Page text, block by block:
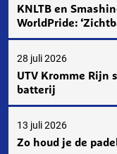
KNLTB en
WorldPride:
28 juli 2026
UTV Kromme Rijn
batterij
13 juli 2026
Zo houd je de